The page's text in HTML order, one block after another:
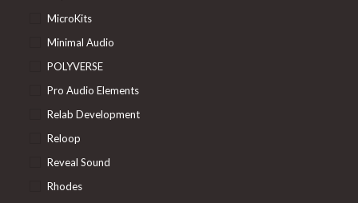
MicroKits
Minimal Audio
POLYVERSE
Pro Audio Elements
Relab Development
Reloop
Reveal Sound
Rhodes